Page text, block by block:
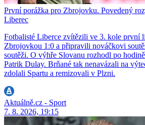
První porážka pro Zbrojovku. Povedený
Liberec
Fotbalisté Liberce zvítězili ve 3. kole první
Zbrojovkou 1:0 a připravili nováčkovi
soutěži. O výhře Slovanu rozhodl po
Patrik Dulay. Brňané tak nenavázali na
zdolali Spartu a remizovali v Plzni.
Aktuálně.cz - Sport
7. 8. 2026, 19:15